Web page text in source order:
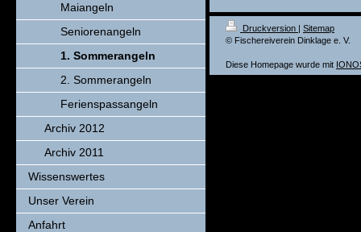
Maiangeln
Seniorenangeln
1. Sommerangeln
2. Sommerangeln
Ferienspassangeln
Archiv 2012
Archiv 2011
Wissenswertes
Unser Verein
Anfahrt
Druckversion | Sitemap
© Fischereiverein Dinklage e. V.
Diese Homepage wurde mit